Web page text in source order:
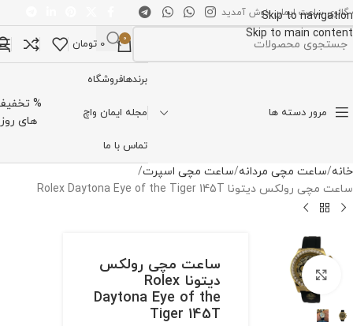
Skip to navigation
Skip to main content
گالری ساعت ایمان خوش آمدید
0
0 تومان
مرور دسته ها
برندهافروشگاه
مجله ایمان واچ
تماس با ما
%
های روز
خانه ساعت مچی مردانه ساعت مچی اسپرت
ساعت مچی رولکس دیتونا Rolex Daytona Eye of the Tiger 145T
برای بزرگنمایی کلیک کنیدساعت مچی رولکس
دیتونا Rolex
Daytona Eye of the
Tiger 145T